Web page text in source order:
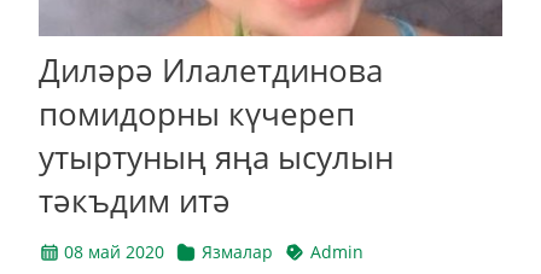
Диләрә Илалетдинова
помидорны күчереп
утыртуның яңа ысулын
тәкъдим итә
08 май 2020 Язмалар Admin